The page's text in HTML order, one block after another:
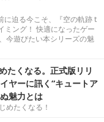
に迫る今こそ、『空の軌跡 t
ミング！ 快適になったゲー
今遊びたい本シリーズの魅
たくなる。正式版リリ
ヤーに訊く“キュートア
魅力とは
めたくなる！